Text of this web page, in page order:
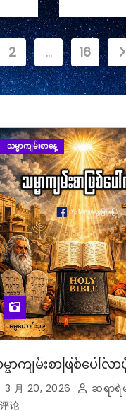
2 … 16
သမ္မာကျမ်းစာနေ့
မာကျမ်းစာဖြစ်ပေါ်လ
3 月 20, 2026 ဆရာရဲ
论